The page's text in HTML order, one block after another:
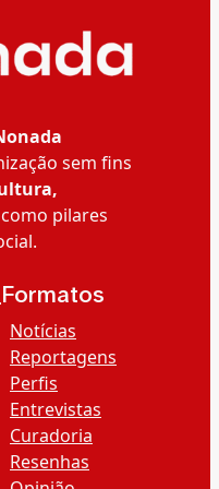
sem fins
como pilares
Notícias
Reportagens
Perfis
Entrevistas
Curadoria
Resenhas